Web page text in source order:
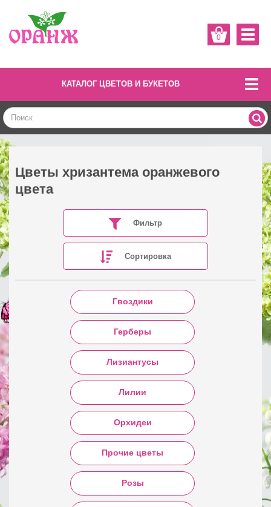
0
КАТАЛОГ ЦВЕТОВ И БУКЕТОВ
Цветы хризантема оранжевого
цвета
Фильтр
Сортировка
Гвоздики
Герберы
Лизиантусы
Лилии
Орхидеи
Прочие цветы
Розы